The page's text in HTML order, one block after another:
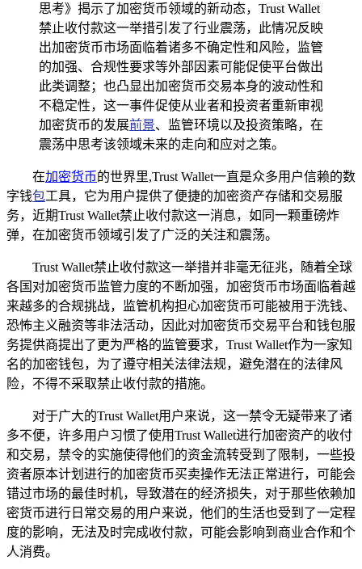
思考》揭示了加密货币领域的新动态，Trust Wallet
禁止收付款这一举措引发了行业震荡，此情况反映
出加密货币市场面临着诸多不确定性和风险，监管
的加强、合规性要求等外部因素可能促使平台做出
此类调整；也凸显出加密货币交易本身的波动性和
不稳定性，这一事件促使从业者和投资者重新审视
加密货币的发展前景、监管环境以及投资策略，在
震荡中思考该领域未来的走向和应对之策。
在加密货币的世界里,Trust Wallet一直是众多用户信赖的数
字钱包工具，它为用户提供了便捷的加密资产存储和交易服
务，近期Trust Wallet禁止收付款这一消息，如同一颗重磅炸
弹，在加密货币领域引发了广泛的关注和震荡。
Trust Wallet禁止收付款这一举措并非毫无征兆，随着全球
各国对加密货币监管力度的不断加强，加密货币市场面临着越
来越多的合规挑战，监管机构担心加密货币可能被用于洗钱、
恐怖主义融资等非法活动，因此对加密货币交易平台和钱包服
务提供商提出了更为严格的监管要求，Trust Wallet作为一家知
名的加密钱包，为了遵守相关法律法规，避免潜在的法律风
险，不得不采取禁止收付款的措施。
对于广大的Trust Wallet用户来说，这一禁令无疑带来了诸
多不便，许多用户习惯了使用Trust Wallet进行加密资产的收付
和交易，禁令的实施使得他们的资金流转受到了限制，一些投
资者原本计划进行的加密货币买卖操作无法正常进行，可能会
错过市场的最佳时机，导致潜在的经济损失，对于那些依赖加
密货币进行日常交易的用户来说，他们的生活也受到了一定程
度的影响，无法及时完成收付款，可能会影响到商业合作和个
人消费。